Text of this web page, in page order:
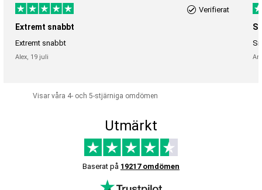
Verifierat
Extremt snabbt
Extremt snabbt
Alex, 19 juli
Visar våra 4- och 5-stjärniga omdömen
Utmärkt
Baserat på 19217 omdömen